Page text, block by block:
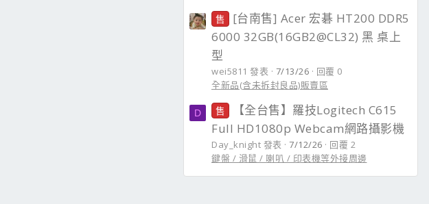
售
[台南售] Acer 宏碁 HT200 DDR5
6000 32GB(16GB2@CL32) 黑 桌上
型
wei5811 發表 7/13/26
回覆 0
全新品(含未拆封良品)販賣區
D 售
【全台售】羅技Logitech C615
Full HD1080p Webcam網路攝影機
Day_knight 發表 7/12/26
回覆 2
鍵盤 / 滑鼠 / 喇叭 / 印表機等外接周邊